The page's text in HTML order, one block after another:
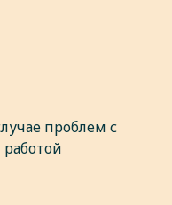
проблем с